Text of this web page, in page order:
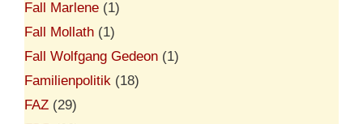
Fall Marlene (1)
Fall Mollath (1)
Fall Wolfgang Gedeon (1)
Familienpolitik (18)
FAZ (29)